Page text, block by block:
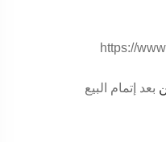
https://
بعد إتمام البيع